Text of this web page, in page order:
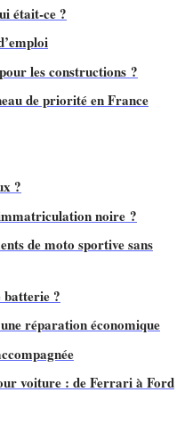
était-ce ?
les constructions ?
de priorité en France
?
noire ?
de moto sportive sans
batterie ?
réparation économique
voiture : de Ferrari à Ford